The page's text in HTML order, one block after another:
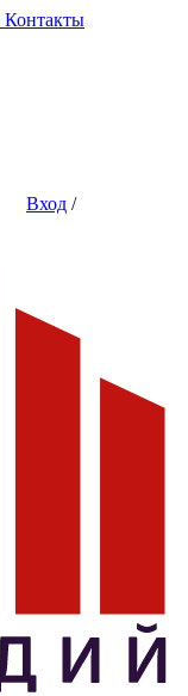
Контакты
Вход /